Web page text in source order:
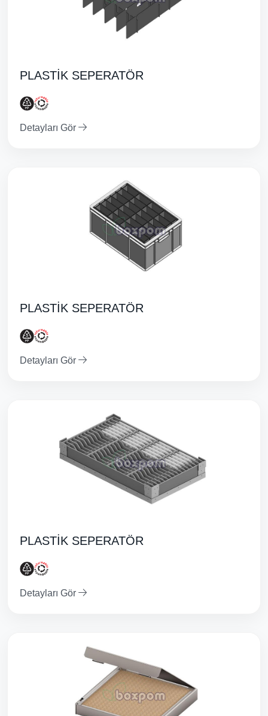
PLASTİK SEPERATÖR
Detayları Gör
PLASTİK SEPERATÖR
Detayları Gör
PLASTİK SEPERATÖR
Detayları Gör